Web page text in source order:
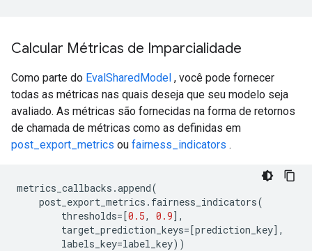
Calcular Métricas de Imparcialidade
Como parte do EvalSharedModel , você pode fornecer
todas as métricas nas quais deseja que seu modelo seja
avaliado. As métricas são fornecidas na forma de retornos
de chamada de métricas como as definidas em
post_export_metrics ou fairness_indicators .
metrics_callbacks .append(
post_export_metrics . fairness_indicators(
thresholds=[0.5, 0.9],
target_prediction_keys=[prediction_key],
labels_key=label_key))